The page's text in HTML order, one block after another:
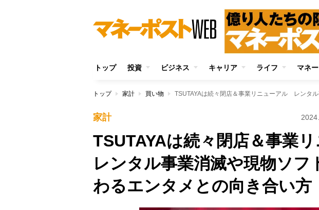
トップ 投資 ビジネス キャリア ライフ マネー
トップ 家計 買い物
家計
TSUTAYAは続々閉店＆事業
レンタル事業消滅や現物ソフ
わるエンタメとの向き合い方